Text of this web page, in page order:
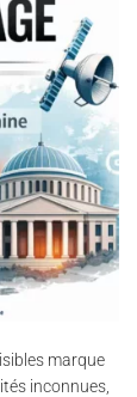
marque
inconnues,